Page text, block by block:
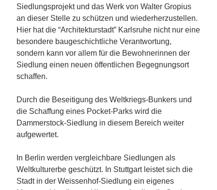
Siedlungsprojekt und das Werk von Walter Gropius
an dieser Stelle zu schützen und wiederherzustellen.
Hier hat die “Architekturstadt” Karlsruhe nicht nur eine
besondere baugeschichtliche Verantwortung,
sondern kann vor allem für die Bewohnerinnen der
Siedlung einen neuen öffentlichen Begegnungsort
schaffen.
Durch die Beseitigung des Weltkriegs-Bunkers und
die Schaffung eines Pocket-Parks wird die
Dammerstock-Siedlung in diesem Bereich weiter
aufgewertet.
In Berlin werden vergleichbare Siedlungen als
Weltkulturerbe geschützt. In Stuttgart leistet sich die
Stadt in der Weissenhof-Siedlung ein eigenes